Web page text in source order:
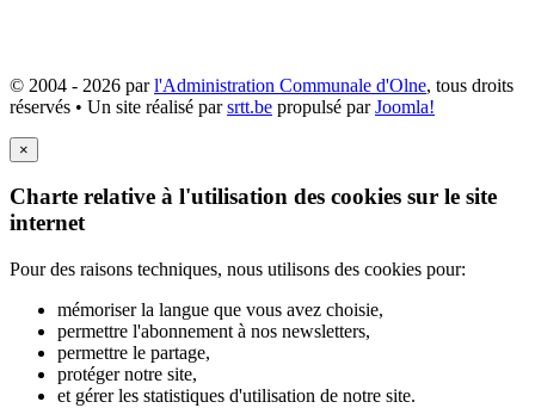
© 2004 - 2026 parl'Administration Communale d'Olne, tous droits
réservés • Un site réalisé parsrtt.be propulsé parJoomla!
×
Charte relative à l'utilisation des cookies sur le site
internet
Pour des raisons techniques, nous utilisons des cookies pour:
mémoriser la langue que vous avez choisie,
permettre l'abonnement à nos newsletters,
permettre le partage,
protéger notre site,
et gérer les statistiques d'utilisation de notre site.